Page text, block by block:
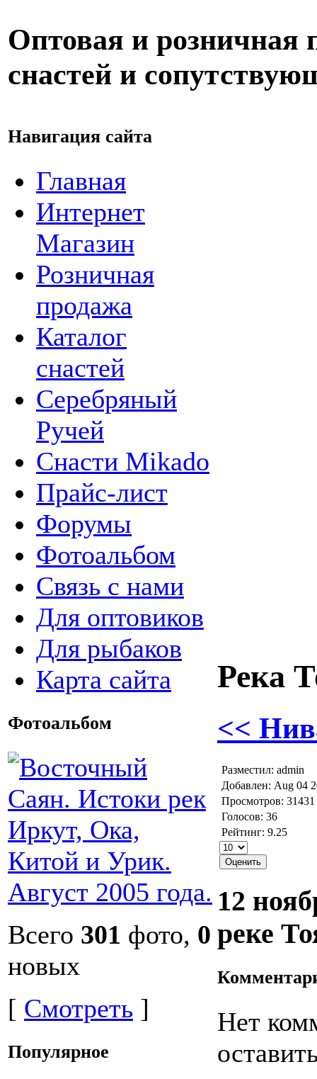
Оптовая и розничная
снастей и
Навигация сайта
Главная
Интернет
Магазин
Розничная
продажа
Каталог
снастей
Серебряный
Ручей
Снасти Mikado
Прайс-лист
Форумы
Фотоальбом
Связь с нами
Для оптовиков
Для рыбаков
Карта сайта
Фотоальбом
Всего 301 фото, 0
новых
[ Смотреть ]
Популярное
Река
<<
Разместил: admin
Добавлен: Aug 04
Просмотров: 31431
Голосов: 36
Рейтинг: 9.25
12
реке
Нет